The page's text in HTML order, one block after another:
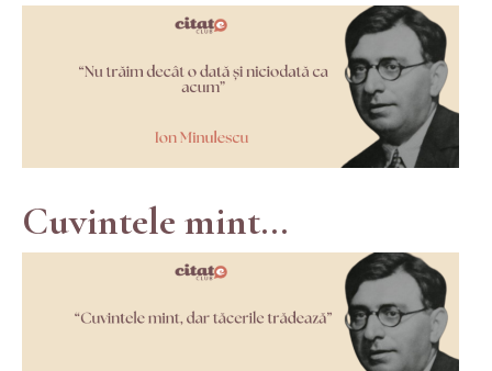
Cuvintele mint...